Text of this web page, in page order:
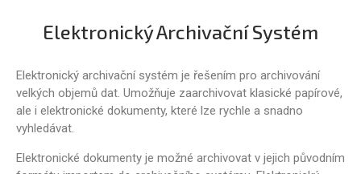
Elektronický Archivační Systém
Elektronický archivační systém je řešením pro archivování
velkých objemů dat. Umožňuje zaarchivovat klasické papírové,
ale i elektronické dokumenty, které lze rychle a snadno
vyhledávat.
Elektronické dokumenty je možné archivovat v jejich původním